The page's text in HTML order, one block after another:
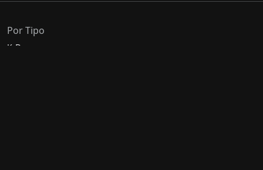
Por Tipo
K-Drama